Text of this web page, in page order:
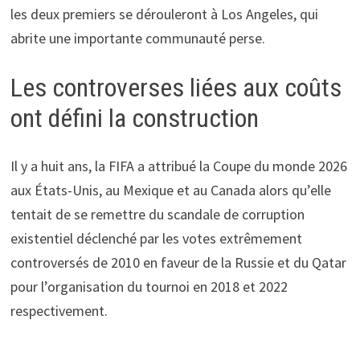
les deux premiers se dérouleront à Los Angeles, qui
abrite une importante communauté perse.
Les controverses liées aux coûts
ont défini la construction
Il y a huit ans, la FIFA a attribué la Coupe du monde 2026
aux États-Unis, au Mexique et au Canada alors qu’elle
tentait de se remettre du scandale de corruption
existentiel déclenché par les votes extrêmement
controversés de 2010 en faveur de la Russie et du Qatar
pour l’organisation du tournoi en 2018 et 2022
respectivement.